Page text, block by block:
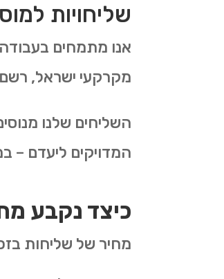
שליחויות
אנו מתמחים
מקרקעי ישראל, רשם
השליחים שלנו
המדויקים ליעדם –
כיצד נקבע
מחיר של שליחות